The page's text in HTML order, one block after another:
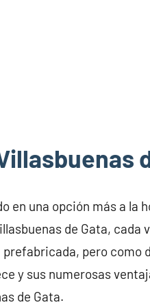
en una opción más a la
de Gata, cada
prefabricada, pero
y sus numerosas
de Gata.